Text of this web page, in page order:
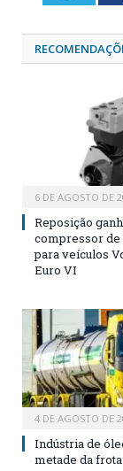
6 DE AGOSTO DE
Reposição
compressor de
para veículos
Euro VI
4 DE AGOSTO DE
Indústria de
metade da